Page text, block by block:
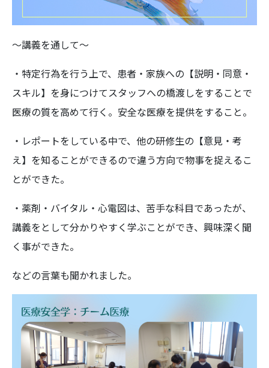
～講義を通して～
・特定行為を行う上で、患者・家族への【説明・同意・
スキル】を身につけてスタッフへの橋渡しをすることで
医療の質を高めて行く。安全な医療を提供をすること。
・レポートをしている中で、他の研修生の【意見・考
え】を知ることができるので違う方向で物事を捉えるこ
とができた。
・薬剤・バイタル・心電図は、苦手な科目であったが、
講義をとして分かりやすく学ぶことができ、興味深く聞
く事ができた。
などの言葉も聞かれました。